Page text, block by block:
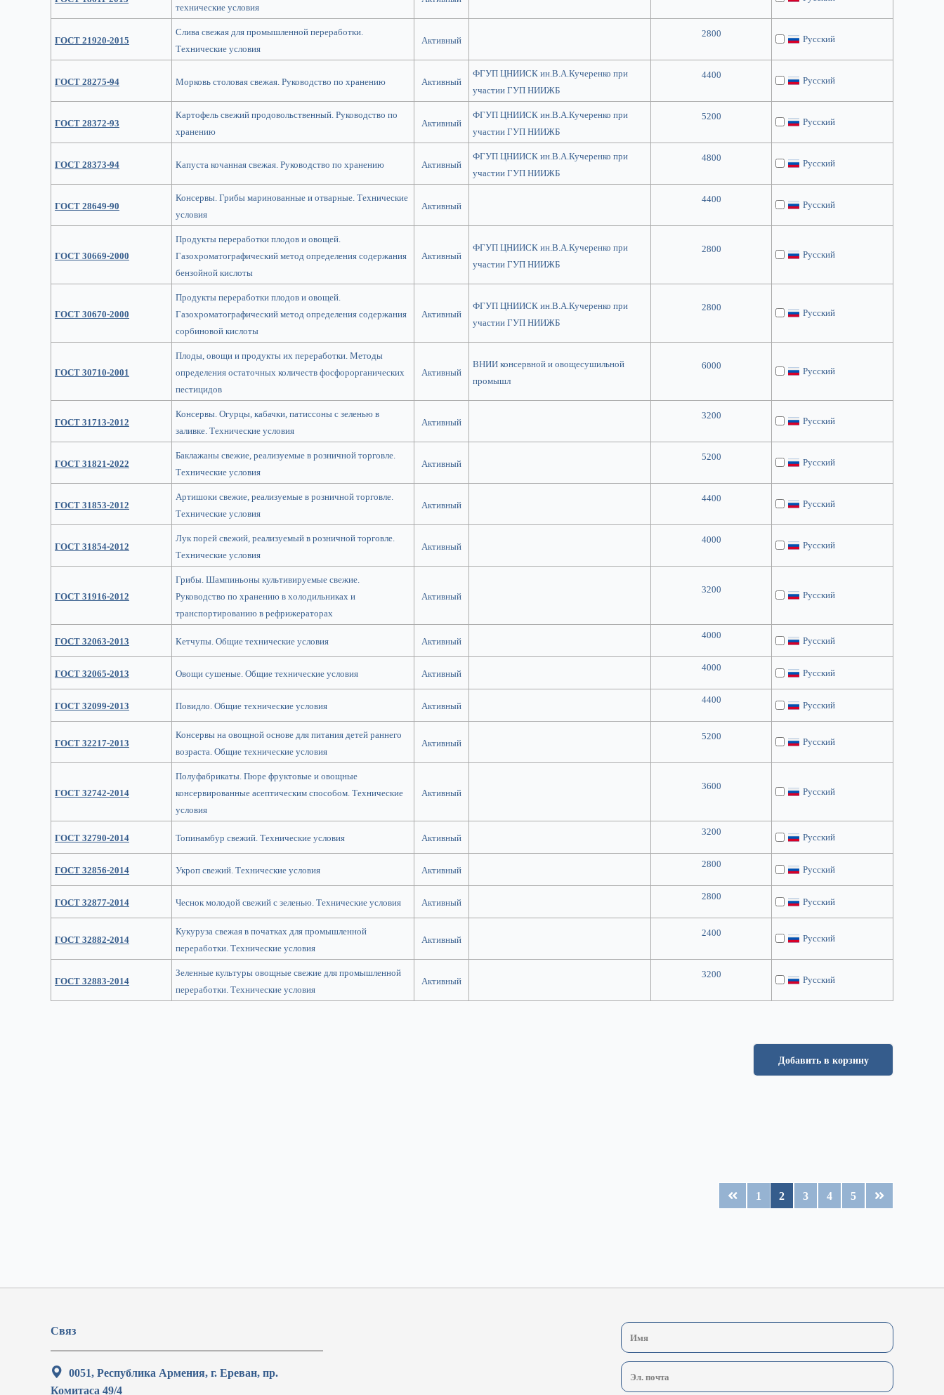
технические условия
ГОСТ 21920-2015
Слива свежая для промышленной переработки.
Технические условия
Активный
2800 Русский
ГОСТ 28275-94 Морковь столовая свежая. Руководство по хранению Активный
ФГУП ЦНИИСК ин.В.А.Кучеренко при
участии ГУП НИИЖБ
4400 Русский
ГОСТ 28372-93
Картофель свежий продовольственный. Руководство по
хранению
Активный
ФГУП ЦНИИСК ин.В.А.Кучеренко при
участии ГУП НИИЖБ
5200 Русский
ГОСТ 28373-94 Капуста кочанная свежая. Руководство по хранению Активный
ФГУП ЦНИИСК ин.В.А.Кучеренко при
участии ГУП НИИЖБ
4800 Русский
ГОСТ 28649-90
Консервы. Грибы маринованные и отварные. Технические
условия
Активный
4400 Русский
ГОСТ 30669-2000
Продукты переработки плодов и овощей.
Газохроматографический метод определения содержания
бензойной кислоты
Активный
ФГУП ЦНИИСК ин.В.А.Кучеренко при
участии ГУП НИИЖБ
2800 Русский
ГОСТ 30670-2000
Продукты переработки плодов и овощей.
Газохроматографический метод определения содержания
сорбиновой кислоты
Активный
ФГУП ЦНИИСК ин.В.А.Кучеренко при
участии ГУП НИИЖБ
2800 Русский
ГОСТ 30710-2001
Плоды, овощи и продукты их переработки. Методы
определения остаточных количеств фосфорорганических
пестицидов
Активный
ВНИИ консервной и овощесушильной
промышл
6000 Русский
ГОСТ 31713-2012
Консервы. Огурцы, кабачки, патиссоны с зеленью в
заливке. Технические условия
Активный
3200 Русский
ГОСТ 31821-2022
Баклажаны свежие, реализуемые в розничной торговле.
Технические условия
Активный
5200 Русский
ГОСТ 31853-2012
Артишоки свежие, реализуемые в розничной торговле.
Технические условия
Активный
4400 Русский
ГОСТ 31854-2012
Лук порей свежий, реализуемый в розничной торговле.
Технические условия
Активный
4000 Русский
ГОСТ 31916-2012
Грибы. Шампиньоны культивируемые свежие.
Руководство по хранению в холодильниках и
транспортированию в рефрижераторах
Активный
3200 Русский
ГОСТ 32063-2013 Кетчупы. Общие технические условия Активный 4000 Русский
ГОСТ 32065-2013 Овощи сушеные. Общие технические условия Активный 4000 Русский
ГОСТ 32099-2013 Повидло. Общие технические условия Активный 4400 Русский
ГОСТ 32217-2013
Консервы на овощной основе для питания детей раннего
возраста. Общие технические условия
Активный
5200 Русский
ГОСТ 32742-2014
Полуфабрикаты. Пюре фруктовые и овощные
консервированные асептическим способом. Технические
условия
Активный
3600 Русский
ГОСТ 32790-2014 Топинамбур свежий. Технические условия Активный 3200 Русский
ГОСТ 32856-2014 Укроп свежий. Технические условия Активный 2800 Русский
ГОСТ 32877-2014 Чеснок молодой свежий с зеленью. Технические условия Активный 2800 Русский
ГОСТ 32882-2014
Кукуруза свежая в початках для промышленной
переработки. Технические условия
Активный
2400 Русский
ГОСТ 32883-2014
Зеленные культуры овощные свежие для промышленной
переработки. Технические условия
Активный
3200 Русский
Добавить в корзину
1 2 3 4 5
Связ
0051, Республика Армения, г. Ереван, пр.
Комитаса 49/4